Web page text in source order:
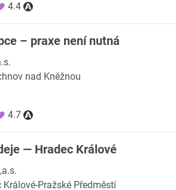
4.4
– praxe není nutná
nad Kněžnou
4.7
— Hradec Králové
Králové-Pražské Předměstí